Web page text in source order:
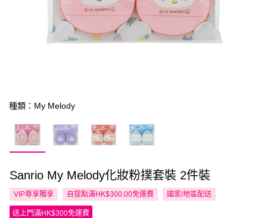
種類：My Melody
Sanrio My Melody化妝粉撲套裝 2件裝
VIP尊享獨享 自提點滿HK$300.00免運費 國家/地區配送
送上門滿HK$300免運費